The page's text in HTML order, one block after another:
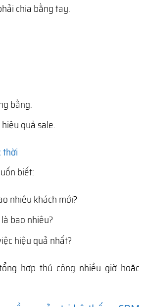
chia bằng tay.
bằng.
quả sale.
thời
biết:
nhiêu khách mới?
bao nhiêu?
hiệu quả nhất?
hợp thủ công nhiều giờ hoặc